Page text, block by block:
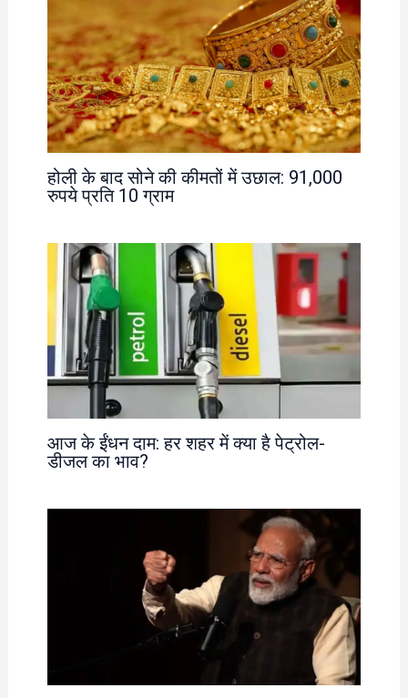
होली के बाद सोने की कीमतों में उछाल: 91,000
रुपये प्रति 10 ग्राम
आज के ईंधन दाम: हर शहर में क्या है पेट्रोल-
डीजल का भाव?